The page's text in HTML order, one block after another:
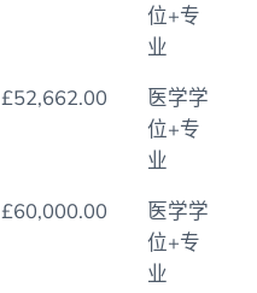
位+专
业
£52,662.00
医学学
位+专
业
£60,000.00
医学学
位+专
业